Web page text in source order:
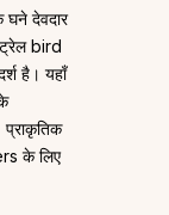
घने देवदार
bird
है। यहाँ
के लिए